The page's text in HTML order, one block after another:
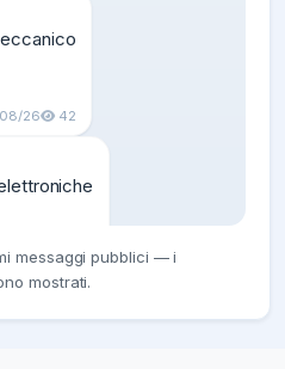
26 42
08/26 49
messaggi pubblici — i
mostrati.